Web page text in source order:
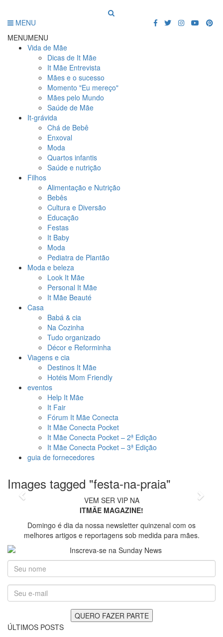
MENU
MENUMENU
Vida de Mãe
Dicas de It Mãe
It Mãe Entrevista
Mães e o sucesso
Momento "Eu mereço"
Mães pelo Mundo
Saúde de Mãe
It-grávida
Chá de Bebê
Enxoval
Moda
Quartos infantis
Saúde e nutrição
Filhos
Alimentação e Nutrição
Bebês
Cultura e Diversão
Educação
Festas
It Baby
Moda
Pediatra de Plantão
Moda e beleza
Look It Mãe
Personal It Mãe
It Mãe Beauté
Casa
Babá & cia
Na Cozinha
Tudo organizado
Décor e Reforminha
Viagens e cia
Destinos It Mãe
Hotéis Mom Friendly
eventos
Help It Mãe
It Fair
Fórum It Mãe Conecta
It Mãe Conecta Pocket
It Mãe Conecta Pocket – 2ª Edição
It Mãe Conecta Pocket – 3ª Edição
guia de fornecedores
Images tagged "festa-na-praia"
Previous Next
VEM SER VIP NA
ITMÃE MAGAZINE!
Domingo é dia da nossa newsletter quinzenal com os
melhores artigos e reportagens sob medida para mães.
ÚLTIMOS POSTS